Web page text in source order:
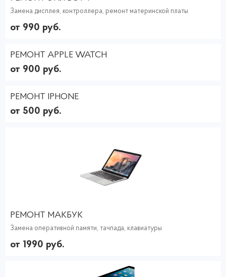
Замена дисплея, контроллера, ремонт материнской платы
от 990 руб.
РЕМОНТ APPLE WATCH
от 900 руб.
РЕМОНТ IPHONE
от 500 руб.
РЕМОНТ МАКБУК
Замена оперативной памяти, тачпада, клавиатуры
от 1990 руб.